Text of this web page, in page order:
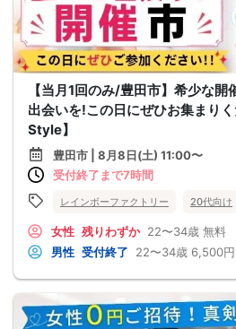
【当月1回のみ/豊田市】希少な開
出会いを!この日にぜひお集まり
Style】
豊田市 | 8月8日(土) 11:00〜
受付終了まで7時間
レインボーファクトリー 20代向け
女性 残りわずか 22〜34歳 無料
男性 受付終了 22〜34歳 6,500円